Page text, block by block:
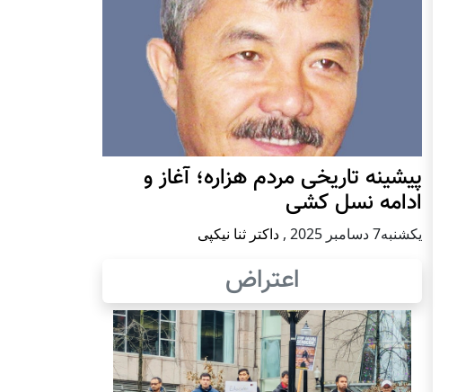
پيشينه تاريخی مردم هزاره؛ آغاز و
ادامه نسل کشی
يكشنبه7 دسامبر 2025 , داکتر ثنا نیکپی
اعتراض